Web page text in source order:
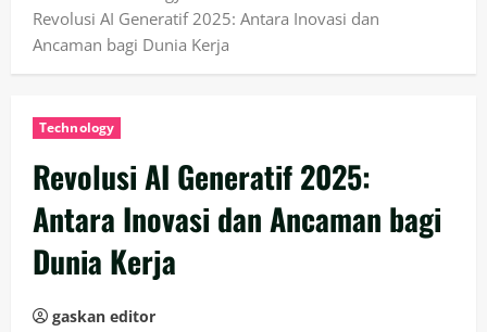
Revolusi AI Generatif 2025: Antara Inovasi dan
Ancaman bagi Dunia Kerja
Technology
Revolusi AI Generatif 2025:
Antara Inovasi dan Ancaman bagi
Dunia Kerja
gaskan editor